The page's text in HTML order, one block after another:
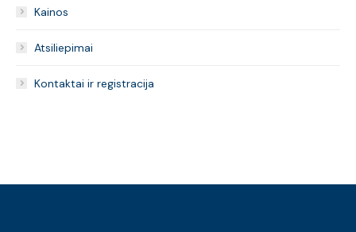
Kainos
Atsiliepimai
Kontaktai ir registracija